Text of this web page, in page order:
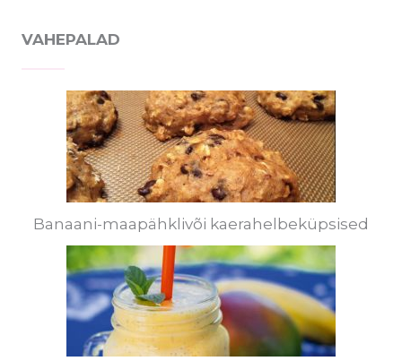
VAHEPALAD
Banaani-maapähklivõi kaerahelbeküpsised